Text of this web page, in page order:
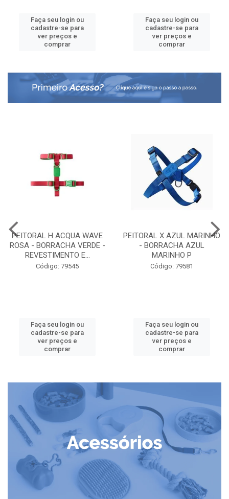
Faça seu login ou
cadastre-se para
ver preços e
comprar
Faça seu login ou
cadastre-se para
ver preços e
comprar
PEITORAL H ACQUA WAVE
ROSA - BORRACHA VERDE -
REVESTIMENTO E...
Código: 79545
Faça seu login ou
cadastre-se para
ver preços e
comprar
PEITORAL X AZUL MARINHO
- BORRACHA AZUL
MARINHO P
Código: 79581
Faça seu login ou
cadastre-se para
ver preços e
comprar